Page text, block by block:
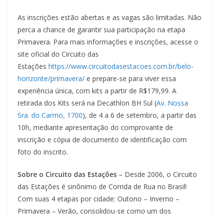
As inscrições estão abertas e as vagas são limitadas. Não
perca a chance de garantir sua participação na etapa
Primavera. Para mais informações e inscrições, acesse o
site oficial do Circuito das
Estações https://www.circuitodasestacoes.com.br/belo-
horizonte/primavera/ e prepare-se para viver essa
experiência única, com kits a partir de R$179,99. A
retirada dos Kits será na Decathlon BH Sul (Av. Nossa
Sra. do Carmo, 1700), de 4 a 6 de setembro, a partir das
10h, mediante apresentação do comprovante de
inscrição e cópia de documento de identificação com
foto do inscrito.
Sobre o Circuito das Estações – Desde 2006, o Circuito
das Estações é sinônimo de Corrida de Rua no Brasil!
Com suas 4 etapas por cidade: Outono – Inverno –
Primavera – Verão, consolidou-se como um dos